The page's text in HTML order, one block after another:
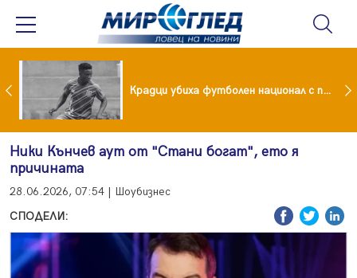
Проф. Кантарджиев каза кои са най-застрашени от западно нилска треска Крадци убиха футболен национал с павета
Ники Кънчев аут от "Стани богат", ето я
причината
28.06.2026, 07:54 | Шоубизнес
СПОДЕЛИ: